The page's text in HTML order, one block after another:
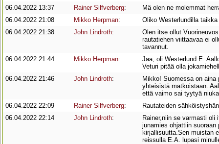
06.04.2022 13:37
Rainer Silfverberg:
Mä olen ne molemmat
06.04.2022 21:08
Mikko Herpman:
Oliko Westerlundilla
06.04.2022 21:38
John Lindroth:
Olen itse ollut
rautatiehen viittaavaa ei
tavannut.
06.04.2022 21:44
Mikko Herpman:
Jaa, oli Westerlund E.
Veturi pitää olla
06.04.2022 21:46
John Lindroth:
Mikko! Suomessa on
yhteisistä matkoistaan.
että vaimo sai tyytyä
06.04.2022 22:09
Rainer Silfverberg:
Rautateiden
06.04.2022 22:14
John Lindroth:
Rainer,niin se varmasti
junamies ohjattiin
kirjallisuutta.Sen muistan
reissulla E.A. lupasi